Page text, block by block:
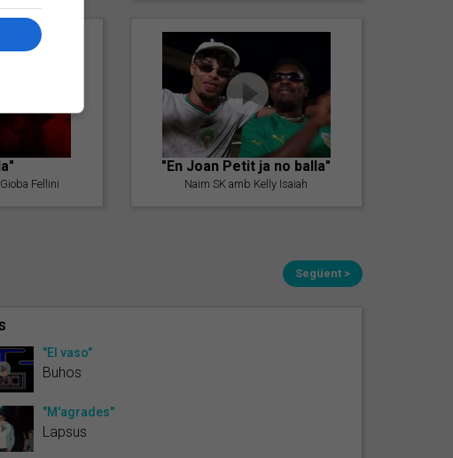
Fellini
"En Joan Petit ja no balla"
Naim SK amb Kelly Isaiah
Següent >
"El vaso"
Buhos
"M'agrades"
Lapsus